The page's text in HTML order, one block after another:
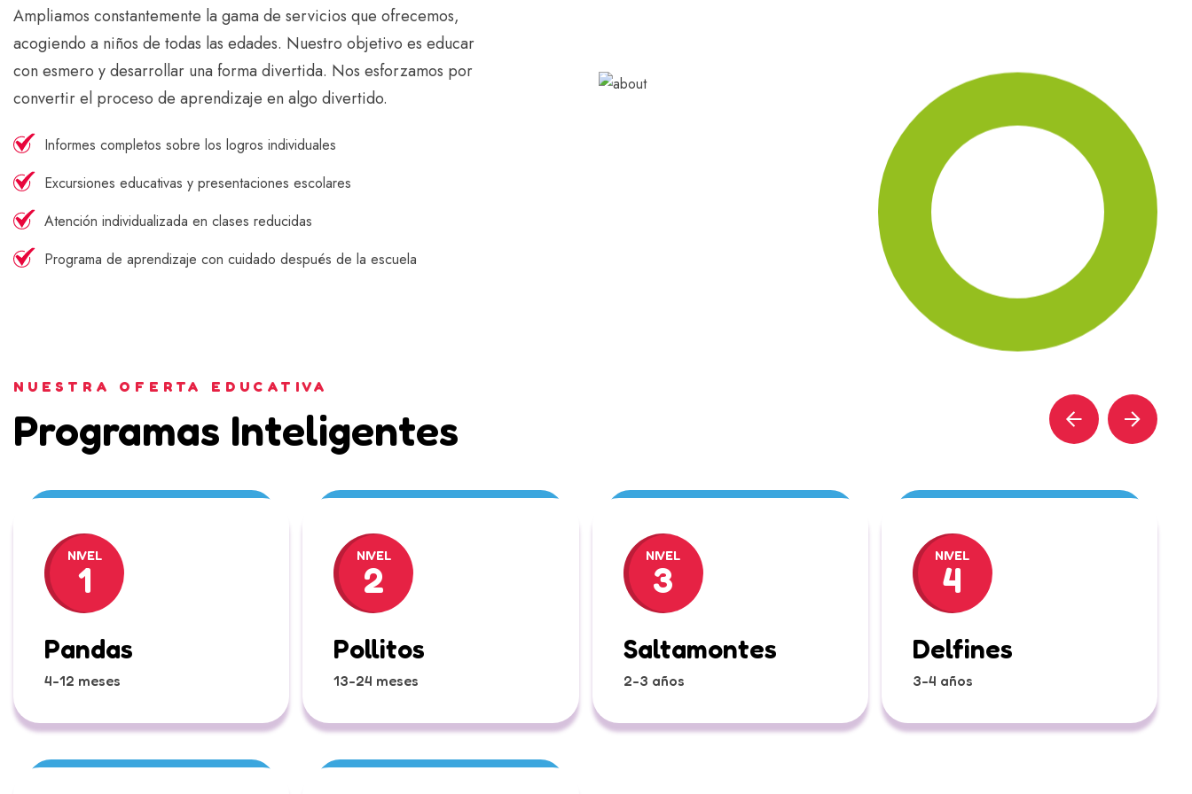
Ampliamos constantemente la gama de servicios que ofrecemos,
acogiendo a niños de todas las edades. Nuestro objetivo es educar
con esmero y desarrollar una forma divertida. Nos esforzamos por
convertir el proceso de aprendizaje en algo divertido.
Informes completos sobre los logros individuales
Excursiones educativas y presentaciones escolares
Atención individualizada en clases reducidas
Programa de aprendizaje con cuidado después de la escuela
NUESTRA OFERTA EDUCATIVA
Programas Inteligentes
NIVEL
1
Pandas
4-12 meses
NIVEL
2
Pollitos
13-24 meses
NIVEL
3
Saltamontes
2-3 años
NIVEL
4
Delfines
3-4 años